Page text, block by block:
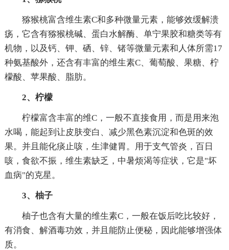
猕猴桃富含维生素C和多种微量元素，能够效缓解溃
疡，它含有猕猴桃碱、蛋白水解酶、单宁果胶和糖类等有
机物，以及钙、钾、硒、锌、锗等微量元素和人体所需17
种氨基酸外，还含有丰富的维生素C、葡萄酸、果糖、柠
檬酸、苹果酸、脂肪。
2、柠檬
柠檬富含丰富的维C，一般不直接食用，而是用来泡
水喝，能起到让皮肤变白、减少黑色素沉淀和色斑的效
果。并且能化痰止咳，生津健胃。用于支气管炎，百日
咳，食欲不振，维生素缺乏，中暑烦渴等症状，它是"坏
血病"的克星。
3、柚子
柚子也含有大量的维生素C，一般在饭后吃比较好，
有消食、解酒毒功效，并且能防止便秘，因此能够增强体
质。